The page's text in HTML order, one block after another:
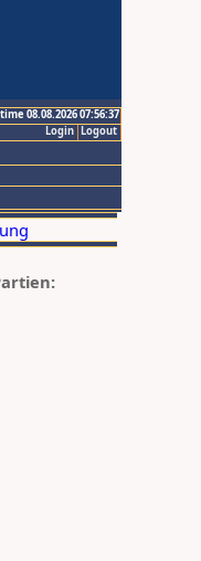
08.08.2026 07:56:37
Logout
Login